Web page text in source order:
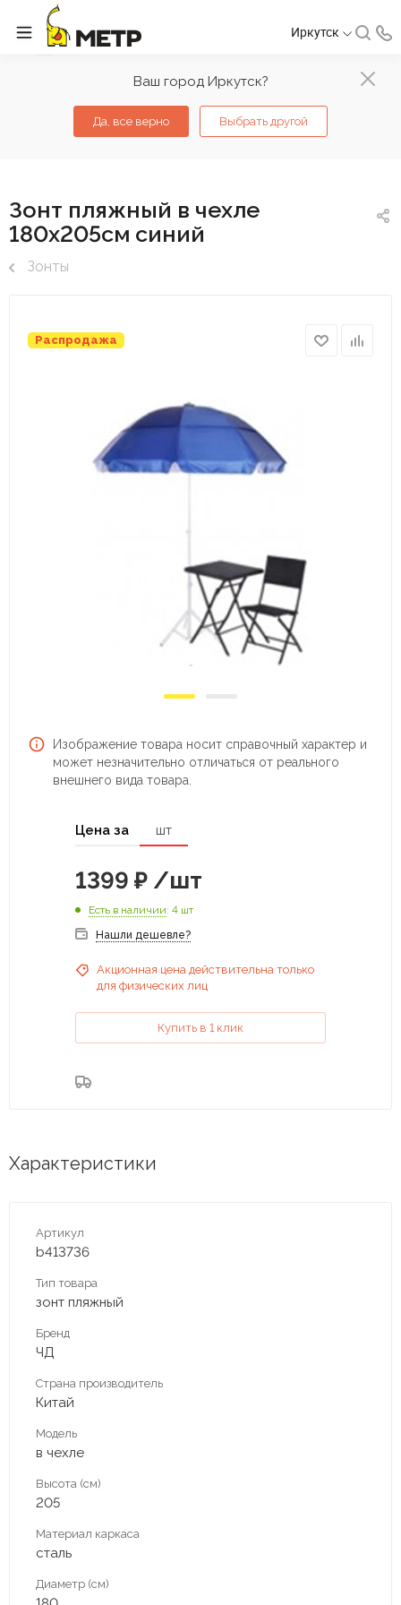
Ваш город Иркутск?
Да, все верно Выбрать другой
Иркутск
Зонт пляжный в чехле
180х205см синий
Зонты
Распродажа
Изображение товара носит справочный характер и
может незначительно отличаться от реального
внешнего вида товара.
Цена за шт
1399 ₽ /шт
Есть в наличии: 4 шт
Нашли дешевле?
Акционная цена действительна только
для физических лиц
Купить в 1 клик
Характеристики
Артикул
b413736
Тип товара
зонт пляжный
Бренд
ЧД
Страна производитель
Китай
Модель
в чехле
Высота (см)
205
Материал каркаса
сталь
Диаметр (см)